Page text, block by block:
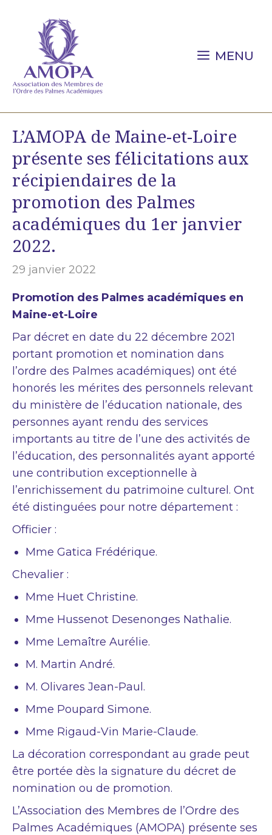
contenu
MENU
L’AMOPA de Maine-et-Loire
présente ses félicitations aux
récipiendaires de la
promotion des Palmes
académiques du 1er janvier
2022.
29 janvier 2022
Promotion des Palmes académiques en
Maine-et-Loire
Par décret en date du 22 décembre 2021
portant promotion et nomination dans
l’ordre des Palmes académiques) ont été
honorés les mérites des personnels relevant
du ministère de l’éducation nationale, des
personnes ayant rendu des services
importants au titre de l’une des activités de
l’éducation, des personnalités ayant apporté
une contribution exceptionnelle à
l’enrichissement du patrimoine culturel. Ont
été distinguées pour notre département :
Officier :
Mme Gatica Frédérique.
Chevalier :
Mme Huet Christine.
Mme Hussenot Desenonges Nathalie.
Mme Lemaître Aurélie.
M. Martin André.
M. Olivares Jean-Paul.
Mme Poupard Simone.
Mme Rigaud-Vin Marie-Claude.
La décoration correspondant au grade peut
être portée dès la signature du décret de
nomination ou de promotion.
L’Association des Membres de l’Ordre des
Palmes Académiques (AMOPA) présente ses